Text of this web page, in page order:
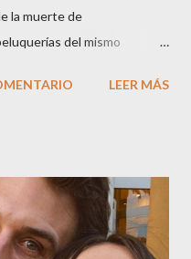
la muerte de
del mismo
hijas Carolina (CEO
días Carol Pagés nos
Rosa en RCE
los jueves de 17 a 18
LEER MÁS